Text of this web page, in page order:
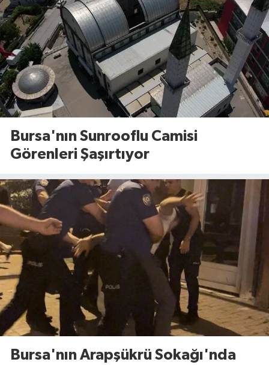
Bursa'nın Sunrooflu Camisi
Görenleri Şaşırtıyor
Bursa'nın Arapşükrü Sokağı'nda